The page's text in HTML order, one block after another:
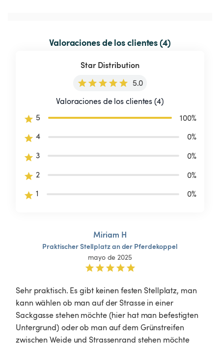
Valoraciones de los clientes (4)
Star Distribution
5.0
Valoraciones de los clientes (4)
5
100%
4
0%
3
0%
2
0%
1
0%
Miriam H
PraktischerStellplatzander Pferdekoppel
mayo de 2025
Sehr praktisch. Es gibt keinen festen Stellplatz, man
kann wählen ob man auf der Strasse in einer
Sackgasse stehen möchte (hier hat man befestigten
Untergrund) oder ob man auf dem Grünstreifen
zwischen Weide und Strassenrand stehen möchte